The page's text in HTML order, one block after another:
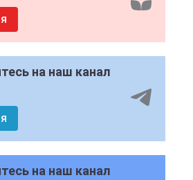
на наш канал
на наш канал